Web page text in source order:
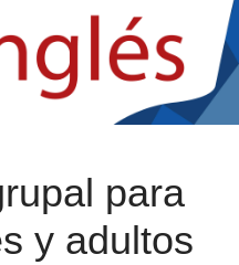
para
y adultos